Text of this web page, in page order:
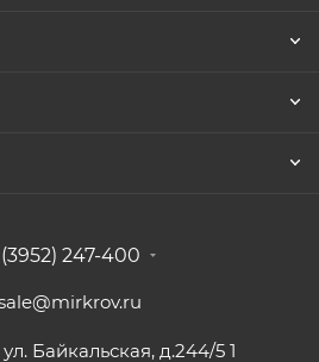
(3952) 247-400
ул. Байкальская, д.244/5 1